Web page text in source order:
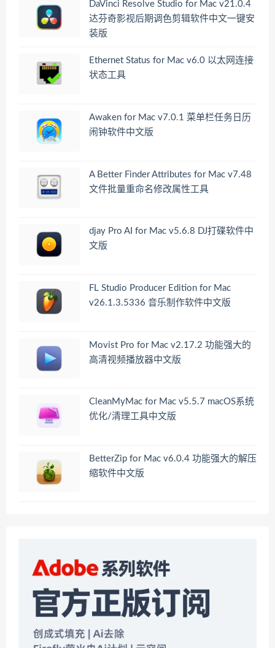
DaVinci Resolve Studio for Mac v21.0.4
达芬奇影视后期调色剪辑软件中文一键安
装版
Ethernet Status for Mac v6.0 以太网连接
状态工具
Awaken for Mac v7.0.1 菜单栏任务日历
闹钟软件中文版
A Better Finder Attributes for Mac v7.48
文件批量重命名修改属性工具
djay Pro AI for Mac v5.6.8 DJ打碟软件中
文版
FL Studio Producer Edition for Mac
v26.1.3.5336 音乐制作软件中文版
Movist Pro for Mac v2.17.2 功能强大的
高清视频播放器中文版
CleanMyMac for Mac v5.5.7 macOS系统
优化/清理工具中文版
BetterZip for Mac v6.0.4 功能强大的解压
缩软件中文版